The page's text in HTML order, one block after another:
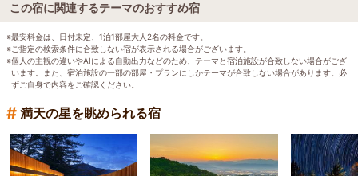
この宿に関連するテーマのおすすめ宿
※最安料金は、日付未定、1泊1部屋大人2名の料金です。
※ご指定の検索条件に合致しない宿が表示される場合がございます。
※個人の主観の違いやAIによる自動出力などのため、テーマと宿泊施設が合致しない場合がござ
います。また、宿泊施設の一部の部屋・プランにしかテーマが合致しない場合があります。必
ずご自身で内容をご確認ください。
# 満天の星を眺められる宿